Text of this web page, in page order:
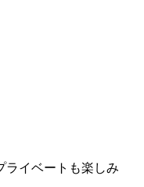
ライベートも楽しみ